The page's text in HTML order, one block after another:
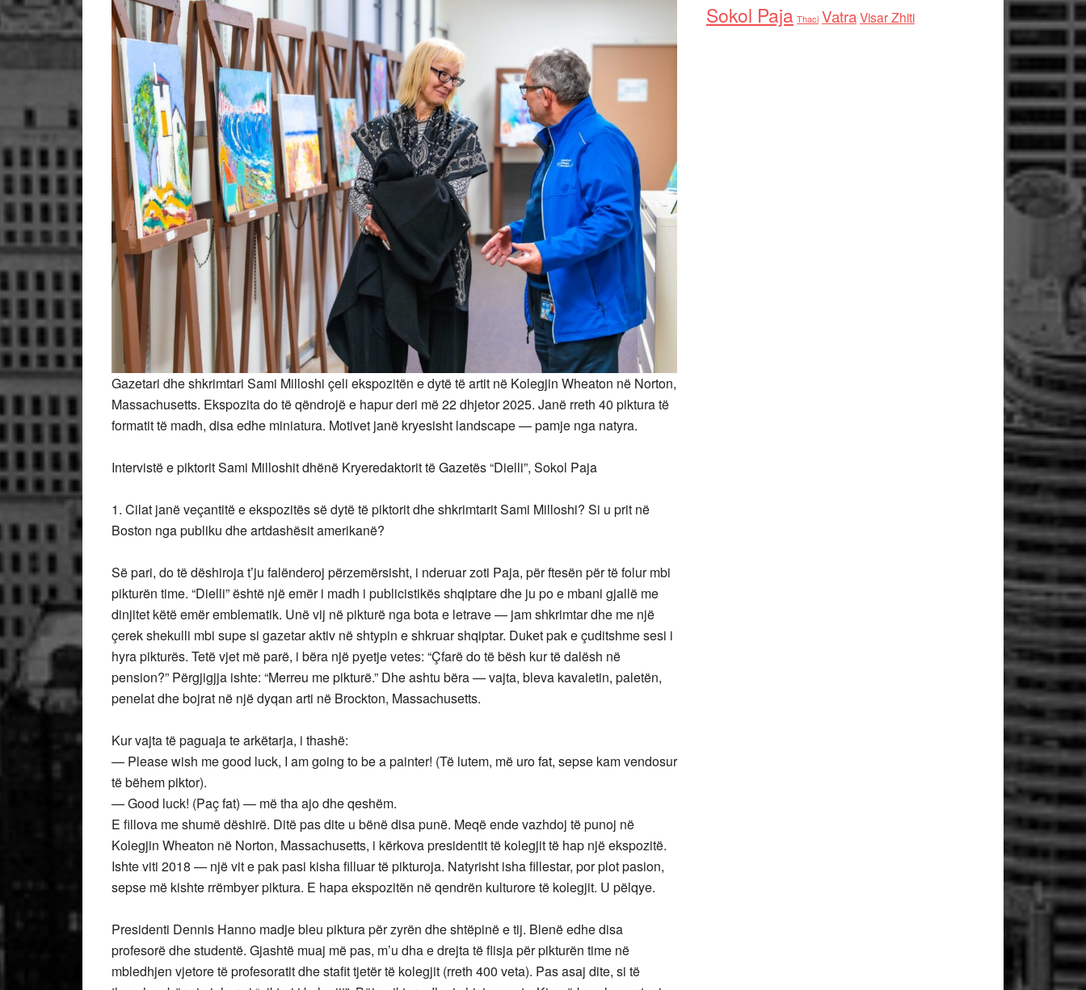
Gazetari dhe shkrimtari Sami Milloshi çeli ekspozitën e dytë të artit në Kolegjin Wheaton në Norton,
Massachusetts. Ekspozita do të qëndrojë e hapur deri më 22 dhjetor 2025. Janë rreth 40 piktura të
formatit të madh, disa edhe miniatura. Motivet janë kryesisht landscape — pamje nga natyra.
Intervistë e piktorit Sami Milloshit dhënë Kryeredaktorit të Gazetës “Dielli”, Sokol Paja
1. Cilat janë veçantitë e ekspozitës së dytë të piktorit dhe shkrimtarit Sami Milloshi? Si u prit në
Boston nga publiku dhe artdashësit amerikanë?
Së pari, do të dëshiroja t’ju falënderoj përzemërsisht, i nderuar zoti Paja, për ftesën për të folur mbi
pikturën time. “Dielli” është një emër i madh i publicistikës shqiptare dhe ju po e mbani gjallë me
dinjitet këtë emër emblematik. Unë vij në pikturë nga bota e letrave — jam shkrimtar dhe me një
çerek shekulli mbi supe si gazetar aktiv në shtypin e shkruar shqiptar. Duket pak e çuditshme sesi i
hyra pikturës. Tetë vjet më parë, i bëra një pyetje vetes: “Çfarë do të bësh kur të dalësh në
pension?” Përgjigjja ishte: “Merreu me pikturë.” Dhe ashtu bëra — vajta, bleva kavaletin, paletën,
penelat dhe bojrat në një dyqan arti në Brockton, Massachusetts.
Kur vajta të paguaja te arkëtarja, i thashë:
— Please wish me good luck, I am going to be a painter! (Të lutem, më uro fat, sepse kam vendosur
të bëhem piktor).
— Good luck! (Paç fat) — më tha ajo dhe qeshëm.
E fillova me shumë dëshirë. Ditë pas dite u bënë disa punë. Meqë ende vazhdoj të punoj në
Kolegjin Wheaton në Norton, Massachusetts, i kërkova presidentit të kolegjit të hap një ekspozitë.
Ishte viti 2018 — një vit e pak pasi kisha filluar të pikturoja. Natyrisht isha fillestar, por plot pasion,
sepse më kishte rrëmbyer piktura. E hapa ekspozitën në qendrën kulturore të kolegjit. U pëlqye.
Presidenti Dennis Hanno madje bleu piktura për zyrën dhe shtëpinë e tij. Blenë edhe disa
profesorë dhe studentë. Gjashtë muaj më pas, m’u dha e drejta të flisja për pikturën time në
mbledhjen vjetore të profesoratit dhe stafit tjetër të kolegjit (rreth 400 veta). Pas asaj dite, si të
Sokol Paja Thaci VatraVisar Zhiti